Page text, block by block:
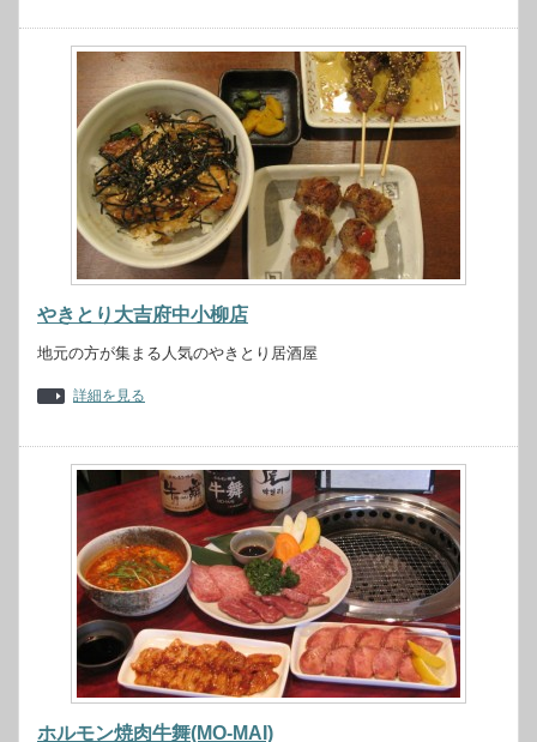
やきとり大吉府中小柳店
地元の方が集まる人気のやきとり居酒屋
詳細を見る
ホルモン焼肉牛舞(MO-MAI)